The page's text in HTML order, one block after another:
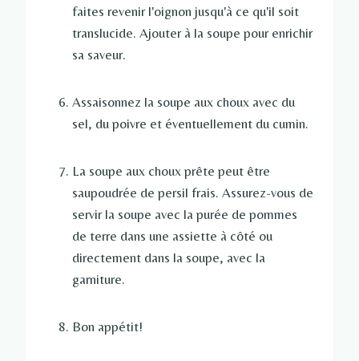
faites revenir l'oignon jusqu'à ce qu'il soit
translucide. Ajouter à la soupe pour enrichir
sa saveur.
Assaisonnez la soupe aux choux avec du
sel, du poivre et éventuellement du cumin.
La soupe aux choux prête peut être
saupoudrée de persil frais. Assurez-vous de
servir la soupe avec la purée de pommes
de terre dans une assiette à côté ou
directement dans la soupe, avec la
garniture.
Bon appétit!